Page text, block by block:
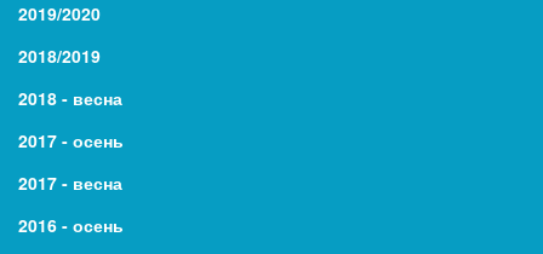
2019/2020
2018/2019
2018 - весна
2017 - осень
2017 - весна
2016 - осень